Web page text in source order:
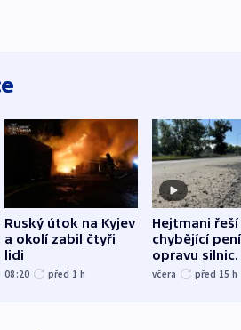
Ruský útok na Kyjev
a okolí zabil čtyři
lidi
08:20 před 1 h
Hejtmani řeší
chybějící
opravu silnic.
nenárokové,
včera před 15 h